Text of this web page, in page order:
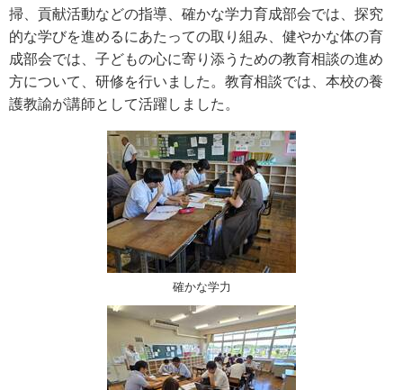
掃、貢献活動などの指導、確かな学力育成部会では、探究
的な学びを進めるにあたっての取り組み、健やかな体の育
成部会では、子どもの心に寄り添うための教育相談の進め
方について、研修を行いました。教育相談では、本校の養
護教諭が講師として活躍しました。
確かな学力